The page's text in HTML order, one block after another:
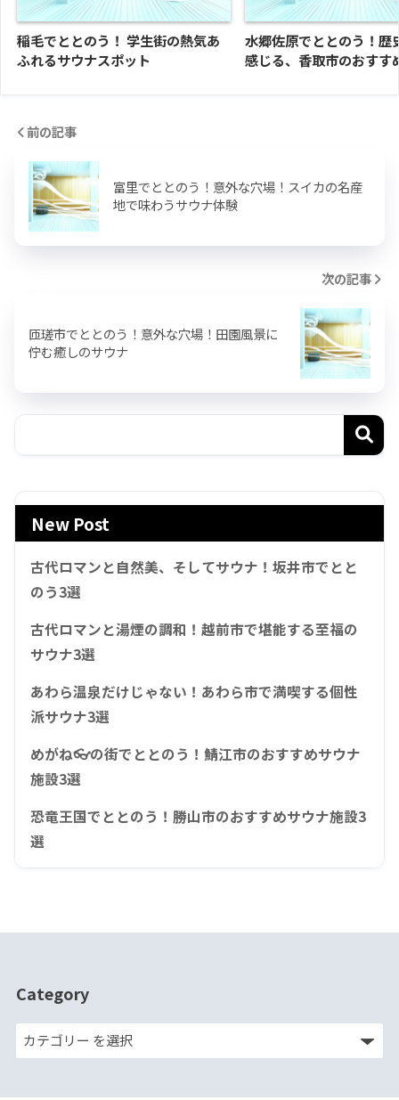
稲毛でととのう！ 学生街の熱気あ
ふれるサウナスポット
水郷佐原でととのう！歴
感じる、香取市のおすす
前の記事
富里でととのう！意外な穴場！スイカの名産
地で味わうサウナ体験
次の記事
匝瑳市でととのう！意外な穴場！田園風景に
佇む癒しのサウナ
New Post
古代ロマンと自然美、そしてサウナ！坂井市でとと
のう3選
古代ロマンと湯煙の調和！越前市で堪能する至福の
サウナ3選
あわら温泉だけじゃない！あわら市で満喫する個性
派サウナ3選
めがね👓の街でととのう！鯖江市のおすすめサウナ
施設3選
恐竜王国でととのう！勝山市のおすすめサウナ施設3
選
Category